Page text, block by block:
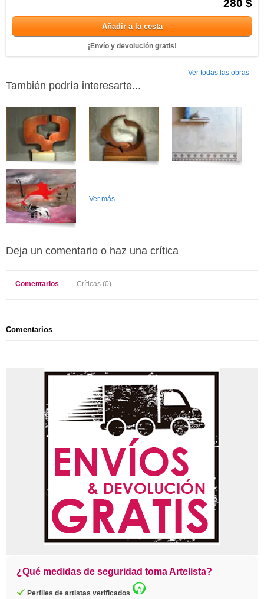
280 $
Añadir a la cesta
¡Envío y devolución gratis!
Ver todas las obras
También podría interesarte...
Ver más
Deja un comentario o haz una crítica
Comentarios Críticas (0)
Comentarios
¿Qué medidas de seguridad toma Artelista?
Perfiles de artistas verificados